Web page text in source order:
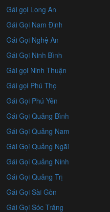
Gái gọi Long An
Gái Gọi Nam Định
Gái Gọi Nghệ An
Gái Gọi Ninh Bình
Gái gọi Ninh Thuận
Gái gọi Phú Thọ
Gái Gọi Phú Yên
Gái Gọi Quảng Bình
Gái Gọi Quảng Nam
Gái Gọi Quảng Ngãi
Gái Gọi Quảng Ninh
Gái Gọi Quảng Trị
Gái Gọi Sài Gòn
Gái Gọi Sóc Trăng